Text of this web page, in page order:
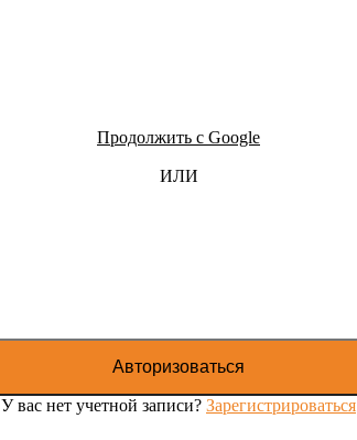
Продолжить с Google
ИЛИ
Авторизоваться
У вас нет учетной записи? Зарегистрироваться